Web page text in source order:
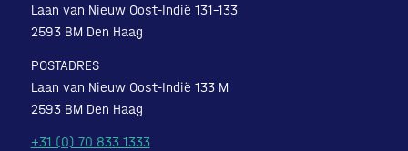
Laan van Nieuw Oost-Indië 131-133
2593 BM Den Haag
POSTADRES
Laan van Nieuw Oost-Indië 133 M
2593 BM Den Haag
+31 (0) 70 833 1333